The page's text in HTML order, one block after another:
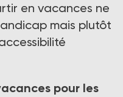
en vacances ne
mais plutôt
pour les